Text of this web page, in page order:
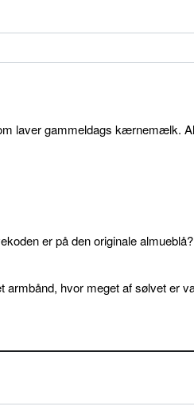
laver gammeldags kærnemælk.
er på den originale
armbånd, hvor meget af sølvet er